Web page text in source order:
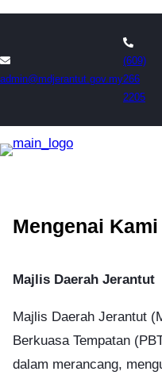
content
admin@mdjerantut.gov.my
(609)
266
2205
Mengenai Kami
Majlis Daerah Jerantut
Majlis Daerah Jerantut
Berkuasa Tempatan
dalam merancang,